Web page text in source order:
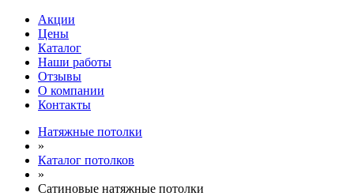
Акции
Цены
Каталог
Наши работы
Отзывы
О компании
Контакты
Натяжные потолки
»
Каталог потолков
»
Сатиновые натяжные потолки